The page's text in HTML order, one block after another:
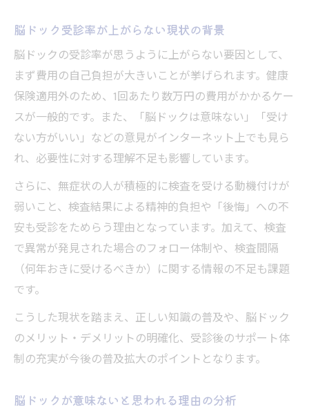
脳ドック受診率が上がらない現状の背景
脳ドックの受診率が思うように上がらない要因として、
まず費用の自己負担が大きいことが挙げられます。健康
保険適用外のため、1回あたり数万円の費用がかかるケー
スが一般的です。また、「脳ドックは意味ない」「受け
ない方がいい」などの意見がインターネット上でも見ら
れ、必要性に対する理解不足も影響しています。
さらに、無症状の人が積極的に検査を受ける動機付けが
弱いこと、検査結果による精神的負担や「後悔」への不
安も受診をためらう理由となっています。加えて、検査
で異常が発見された場合のフォロー体制や、検査間隔
（何年おきに受けるべきか）に関する情報の不足も課題
です。
こうした現状を踏まえ、正しい知識の普及や、脳ドック
のメリット・デメリットの明確化、受診後のサポート体
制の充実が今後の普及拡大のポイントとなります。
脳ドックが意味ないと思われる理由の分析